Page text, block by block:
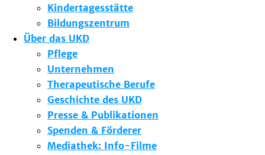
Kindertagesstätte
Bildungszentrum
Über das UKD
Pflege
Unternehmen
Therapeutische Berufe
Geschichte des UKD
Presse & Publikationen
Spenden & Förderer
Mediathek: Info-Filme